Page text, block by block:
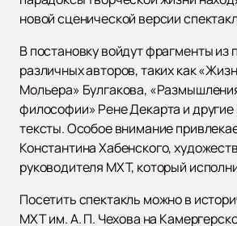
новой сценической версии
В постановку войдут фрагменты из
различных авторов, таких как
Мольера» Булгакова,
философии» Рене Декарта и другие
тексты. Особое внимание
Константина Хабенского,
руководителя МХТ, который
Посетить спектакль можно в
МХТ им. А. П. Чехова на